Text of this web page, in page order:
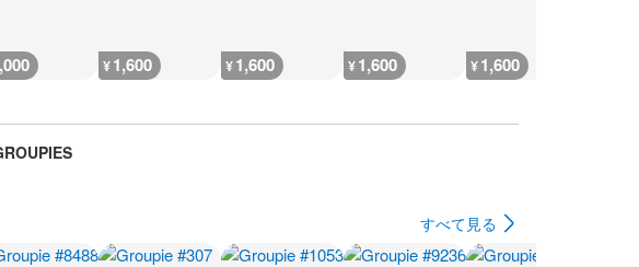
¥1,600 ¥1,600 ¥1,600 ¥1,600
すべて見る